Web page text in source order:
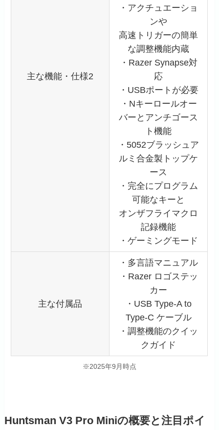
主な機能・仕様2
・アクチュエーショ
ンや
高速トリガーの簡単
な調整機能内蔵
・Razer Synapse対
応
・USBポートが必要
・Nキーロールオー
バーとアンチゴース
ト機能
・5052ブラッシュア
ルミ合金製トップケ
ース
・完全にプログラム
可能なキーと
オンザフライマクロ
記録機能
・ゲーミングモード
主な付属品
・多言語マニュアル
・Razer ロゴステッ
カー
・USB Type-A to
Type-C ケーブル
・調整機能のクイッ
クガイド
※2025年9月時点
Huntsman V3 Pro Miniの概要と注目ポイ